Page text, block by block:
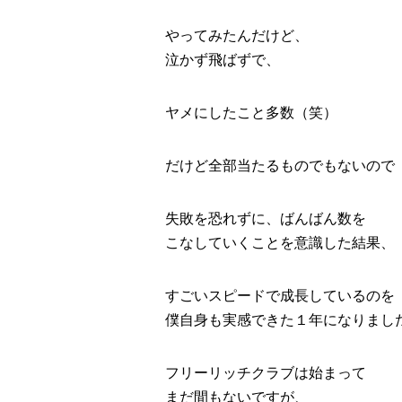
やってみたんだけど、
泣かず飛ばずで、
ヤメにしたこと多数（笑）
だけど全部当たるものでもないので
失敗を恐れずに、ばんばん数を
こなしていくことを意識した結果、
すごいスピードで成長しているのを
僕自身も実感できた１年になりまし
フリーリッチクラブは始まって
まだ間もないですが、